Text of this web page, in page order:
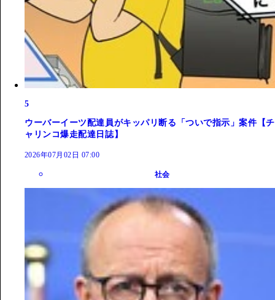
5
ウーバーイーツ配達員がキッパリ断る「ついで指示」案件【チ
ャリンコ爆走配達日誌】
2026年07月02日 07:00
社会